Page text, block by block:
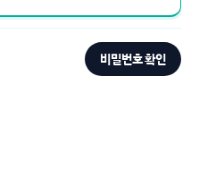
비밀번호 확인